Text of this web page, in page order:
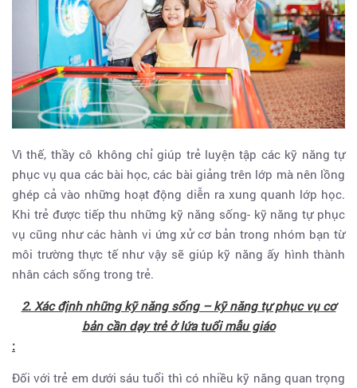
Vì thế, thầy cô không chỉ giúp trẻ luyện tập các kỹ năng tự
phục vụ qua các bài học, các bài giảng trên lớp mà nên lồng
ghép cả vào những hoạt động diễn ra xung quanh lớp học.
Khi trẻ được tiếp thu những kỹ năng sống- kỹ năng tự phục
vụ cũng như các hành vi ứng xử cơ bản trong nhóm bạn từ
môi trường thực tế như vậy sẽ giúp kỹ năng ấy hình thành
nhân cách sống trong trẻ.
2. Xác định những kỹ năng sống – kỹ năng tự phục vụ cơ
bản cần dạy trẻ ở lứa tuổi mẫu giáo
:
Đối với trẻ em dưới sáu tuổi thì có nhiều kỹ năng quan trọng